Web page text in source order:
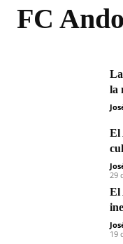
FC
la
El
29
El
19